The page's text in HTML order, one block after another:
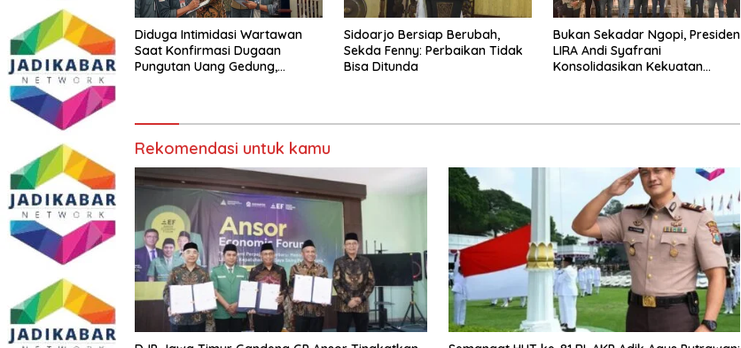
Diduga Intimidasi Wartawan
Saat Konfirmasi Dugaan
Pungutan Uang Gedung,
Sidoarjo Bersiap Berubah,
Sekda Fenny: Perbaikan Tidak
Bisa Ditunda
Bukan Sekadar Ngopi, Presiden
LIRA Andi Syafrani
Konsolidasikan Kekuatan
Rekomendasi untuk kamu